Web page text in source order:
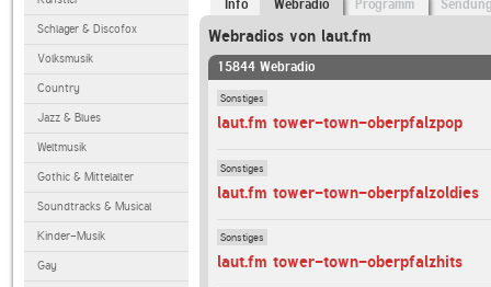
Schlager & Discofox
Volksmusik
Country
Jazz & Blues
Weltmusik
Gothic & Mittelalter
Soundtracks & Musical
Kinder-Musik
Gay
Info Webradio Programm
Webradios von laut.fm
15844 Webradio
Sonstiges
laut.fm tower-town-oberpfalzpop
Sonstiges
laut.fm tower-town-oberpfalzoldies
Sonstiges
laut.fm tower-town-oberpfalzhits